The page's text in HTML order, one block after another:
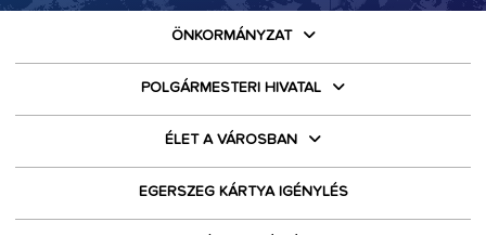
ÖNKORMÁNYZAT
POLGÁRMESTERI HIVATAL
ÉLET A VÁROSBAN
EGERSZEG KÁRTYA IGÉNYLÉS